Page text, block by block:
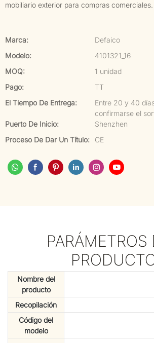
mobiliario exterior para compras comerciales.
Marca:
Defaico
Modelo:
4101321_16
MOQ:
1 unidad
Pago:
TT
El Tiempo De Entrega:
Entre 20 y 40
confirmarse el
Puerto De Inicio:
Shenzhen
Proceso De Dar Un Título:
CE
PARÁMETROS
Nombre del
producto
Recopilación
Código del
modelo